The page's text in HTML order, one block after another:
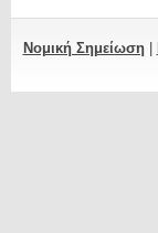
Νομική Σημείωση|